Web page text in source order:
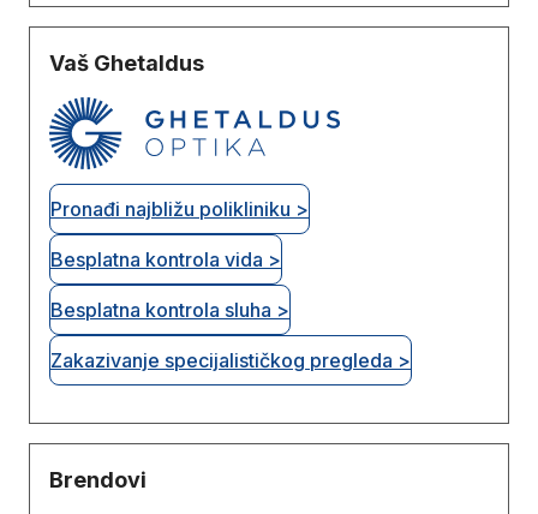
Vaš Ghetaldus
Pronađi najbližu polikliniku >
Besplatna kontrola vida >
Besplatna kontrola sluha >
Zakazivanje specijalističkog pregleda >
Brendovi